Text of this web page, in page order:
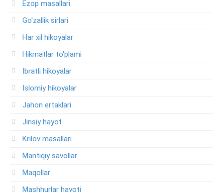
Ezop masallari
Go'zallik sirlari
Har xil hikoyalar
Hikmatlar to'plami
Ibratli hikoyalar
Islomiy hikoyalar
Jahon ertaklari
Jinsiy hayot
Krilov masallari
Mantiqiy savollar
Maqollar
Mashhurlar hayoti